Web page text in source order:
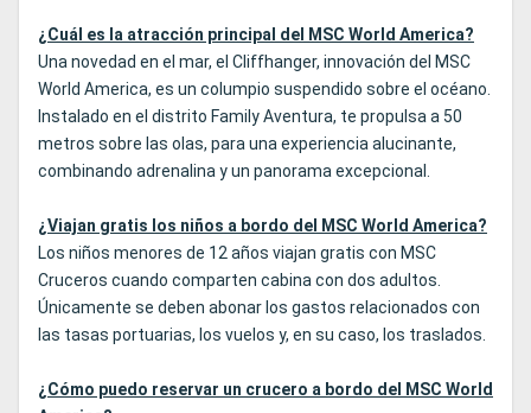
¿Cuál es la atracción principal del MSC World America?
Una novedad en el mar, el Cliffhanger, innovación del MSC
World America, es un columpio suspendido sobre el océano.
Instalado en el distrito Family Aventura, te propulsa a 50
metros sobre las olas, para una experiencia alucinante,
combinando adrenalina y un panorama excepcional.
¿Viajan gratis los niños a bordo del MSC World America?
Los niños menores de 12 años viajan gratis con MSC
Cruceros cuando comparten cabina con dos adultos.
Únicamente se deben abonar los gastos relacionados con
las tasas portuarias, los vuelos y, en su caso, los traslados.
¿Cómo puedo reservar un crucero a bordo del MSC World